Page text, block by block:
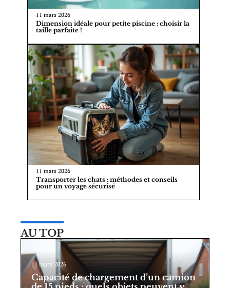
11 mars 2026
Dimension idéale pour petite piscine : choisir la
taille parfaite !
11 mars 2026
Transporter les chats : méthodes et conseils
pour un voyage sécurisé
AU TOP
11 mars 2026
Capacité de chargement d’un camion